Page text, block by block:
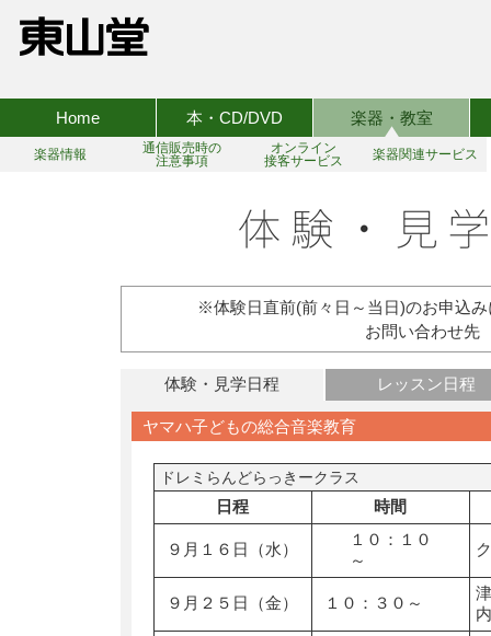
Home 本・CD/DVD 楽器・教室
楽器情報
通信販売時の
注意事項
オンライン
接客サービス
楽器関連サービス
※体験日直前(前々日～当日)のお申込
お問い合わせ先
体験・見学日程 レッスン日程
ヤマハ子どもの総合音楽教育
ドレミらんどらっきークラス
日程 時間
９月１６日（水）
１０：１０
～
９月２５日（金） １０：３０～